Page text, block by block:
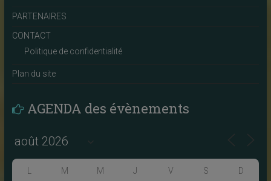
PARTENAIRES
CONTACT
Politique de confidentialité
Plan du site
AGENDA des évènements
L M M J V S D